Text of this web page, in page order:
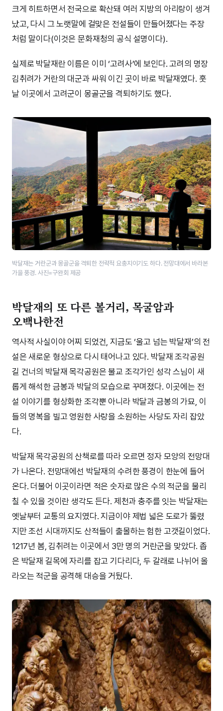
크게 히트하면서 전국으로 확산돼 여러 지방의 아리랑이 생겨
났고, 다시 그 노랫말에 걸맞은 전설들이 만들어졌다는 주장
처럼 말이다(이것은 문화재청의 공식 설명이다).
실제로 박달재란 이름은 이미 ‘고려사’에 보인다. 고려의 명장
김취려가 거란의 대군과 싸워 이긴 곳이 바로 박달재였다. 훗
날 이곳에서 고려군이 몽골군을 격퇴하기도 했다.
박달재는 거란군과 몽골군을 격퇴한 전략적 요충지이기도 하다. 전망대에서 바라본
가을 풍경. 사진=구완회 제공
박달재의 또 다른 볼거리, 목굴암과
오백나한전
역사적 사실이야 어찌 되었건, 지금도 ‘울고 넘는 박달재’의 전
설은 새로운 형상으로 다시 태어나고 있다. 박달재 조각공원
길 건너의 박달재 목각공원은 불교 조각가인 성각 스님이 새
롭게 해석한 금봉과 박달의 모습으로 꾸며졌다. 이곳에는 전
설 이야기를 형상화한 조각뿐 아니라 박달과 금봉의 가묘, 이
들의 명복을 빌고 영원한 사랑을 소원하는 사당도 자리 잡았
다.
박달재 목각공원의 산책로를 따라 오르면 정자 모양의 전망대
가 나온다. 전망대에선 박달재의 수려한 풍경이 한눈에 들어
온다. 더불어 이곳이라면 적은 숫자로 많은 수의 적군을 물리
칠 수 있을 것이란 생각도 든다. 제천과 충주를 잇는 박달재는
옛날부터 교통의 요지였다. 지금이야 제법 넓은 도로가 뚫렸
지만 조선 시대까지도 산적들이 출몰하는 험한 고갯길이었다.
1217년 봄, 김취려는 이곳에서 3만 명의 거란군을 맞았다. 좁
은 박달재 길목에 자리를 잡고 기다리다, 두 갈래로 나뉘어 올
라오는 적군을 공격해 대승을 거뒀다.